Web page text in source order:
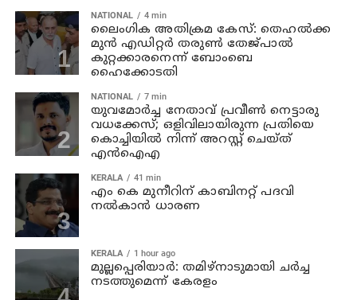
NATIONAL 4 min
ലൈംഗിക അതിക്രമ കേസ്: തെഹൽക്ക
മുൻ എഡിറ്റർ തരുൺ തേജ്പാൽ
കുറ്റക്കാരനെന്ന് ബോംബെ
ഹൈക്കോടതി
NATIONAL 7 min
യുവമോര്‍ച്ച നേതാവ് പ്രവീണ്‍ നെട്ടാരു
വധക്കേസ്; ഒളിവിലായിരുന്ന പ്രതിയെ
കൊച്ചിയില്‍ നിന്ന് അറസ്റ്റ് ചെയ്ത്
എന്‍ഐഎ
KERALA 41 min
എം കെ മുനീറിന് കാബിനറ്റ് പദവി
നല്‍കാന്‍ ധാരണ
KERALA 1 hour ago
മുല്ലപ്പെരിയാര്‍: തമിഴ്‌നാടുമായി ചര്‍ച്ച
നടത്തുമെന്ന് കേരളം